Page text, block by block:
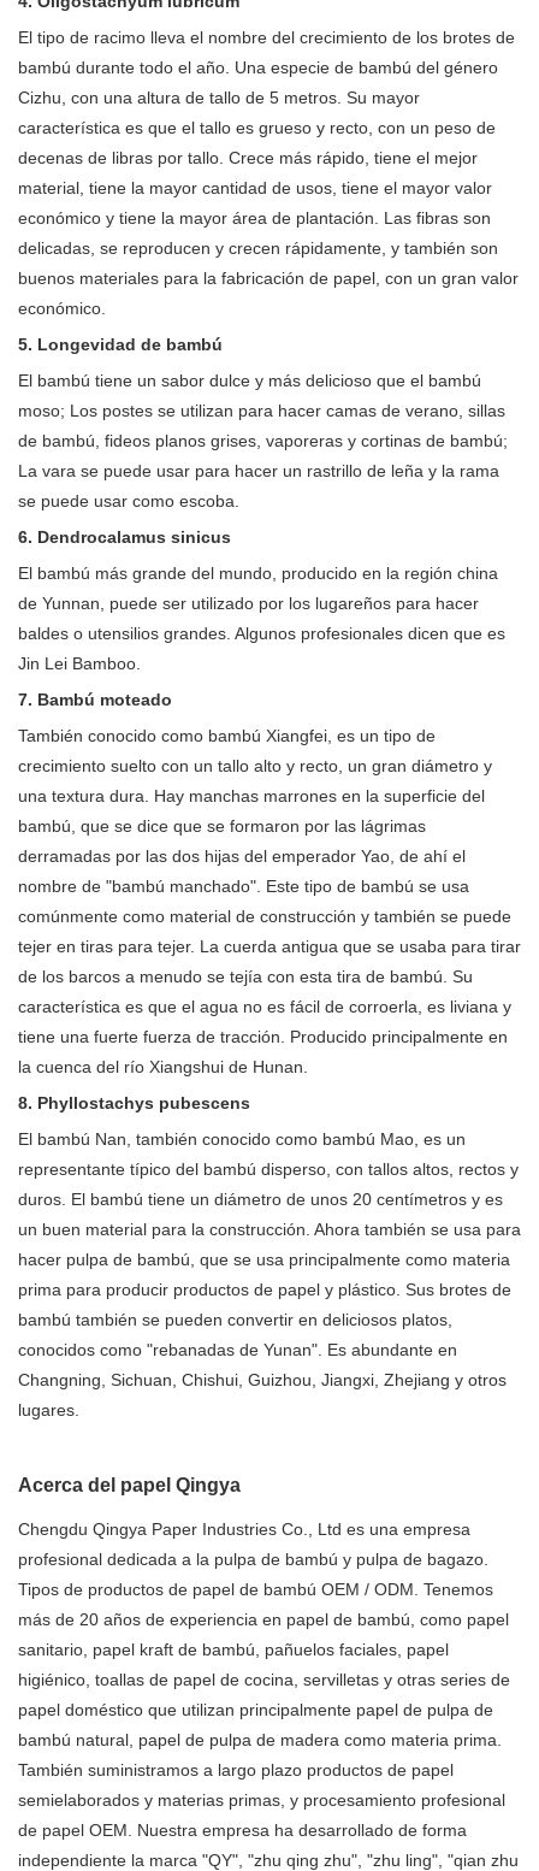
El tipo de racimo lleva el nombre del crecimiento de los brotes de
bambú durante todo el año. Una especie de bambú del género
Cizhu, con una altura de tallo de 5 metros. Su mayor
característica es que el tallo es grueso y recto, con un peso de
decenas de libras por tallo. Crece más rápido, tiene el mejor
material, tiene la mayor cantidad de usos, tiene el mayor valor
económico y tiene la mayor área de plantación. Las fibras son
delicadas, se reproducen y crecen rápidamente, y también son
buenos materiales para la fabricación de papel, con un gran valor
económico.
5. Longevidad de bambú
El bambú tiene un sabor dulce y más delicioso que el bambú
moso; Los postes se utilizan para hacer camas de verano, sillas
de bambú, fideos planos grises, vaporeras y cortinas de bambú;
La vara se puede usar para hacer un rastrillo de leña y la rama
se puede usar como escoba.
6. Dendrocalamus sinicus
El bambú más grande del mundo, producido en la región china
de Yunnan, puede ser utilizado por los lugareños para hacer
baldes o utensilios grandes. Algunos profesionales dicen que es
Jin Lei Bamboo.
7. Bambú moteado
También conocido como bambú Xiangfei, es un tipo de
crecimiento suelto con un tallo alto y recto, un gran diámetro y
una textura dura. Hay manchas marrones en la superficie del
bambú, que se dice que se formaron por las lágrimas
derramadas por las dos hijas del emperador Yao, de ahí el
nombre de "bambú manchado". Este tipo de bambú se usa
comúnmente como material de construcción y también se puede
tejer en tiras para tejer. La cuerda antigua que se usaba para tirar
de los barcos a menudo se tejía con esta tira de bambú. Su
característica es que el agua no es fácil de corroerla, es liviana y
tiene una fuerte fuerza de tracción. Producido principalmente en
la cuenca del río Xiangshui de Hunan.
8. Phyllostachys pubescens
El bambú Nan, también conocido como bambú Mao, es un
representante típico del bambú disperso, con tallos altos, rectos y
duros. El bambú tiene un diámetro de unos 20 centímetros y es
un buen material para la construcción. Ahora también se usa para
hacer pulpa de bambú, que se usa principalmente como materia
prima para producir productos de papel y plástico. Sus brotes de
bambú también se pueden convertir en deliciosos platos,
conocidos como "rebanadas de Yunan". Es abundante en
Changning, Sichuan, Chishui, Guizhou, Jiangxi, Zhejiang y otros
lugares.
Acerca del papel Qingya
Chengdu Qingya Paper Industries Co., Ltd es una empresa
profesional dedicada a la pulpa de bambú y pulpa de bagazo.
Tipos de productos de papel de bambú OEM / ODM. Tenemos
más de 20 años de experiencia en papel de bambú, como papel
sanitario, papel kraft de bambú, pañuelos faciales, papel
higiénico, toallas de papel de cocina, servilletas y otras series de
papel doméstico que utilizan principalmente papel de pulpa de
bambú natural, papel de pulpa de madera como materia prima.
También suministramos a largo plazo productos de papel
semielaborados y materias primas, y procesamiento profesional
de papel OEM. Nuestra empresa ha desarrollado de forma
independiente la marca "QY", "zhu qing zhu", "zhu ling", "qian zhu